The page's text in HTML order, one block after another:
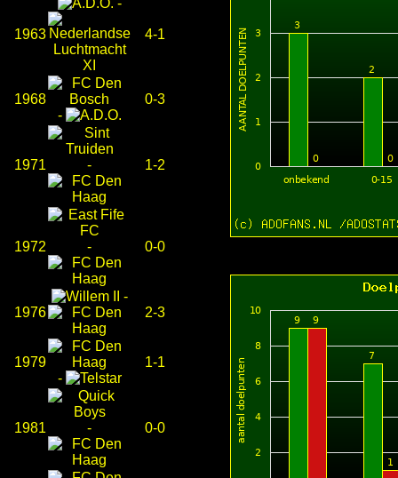
1963
-
4-1
1968
-
0-3
1971 - 1-2
1972 - 0-0
1976
-
2-3
1979
-
1-1
1981 - 0-0